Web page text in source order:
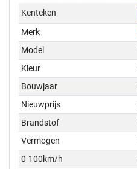
Kenteken
Merk
Model
Kleur
Bouwjaar
Nieuwprijs
Brandstof
Vermogen
0-100km/h